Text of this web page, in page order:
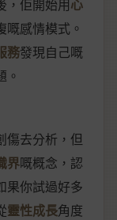
，佢開始用心
感情模式。
務發現自己嘅
傷去分析，但
界嘅概念，認
果你試過好多
靈性成長角度